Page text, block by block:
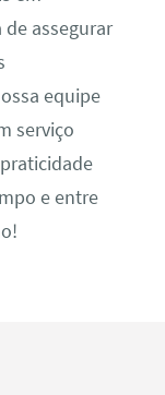
assegurar
equipe
serviço
e entre